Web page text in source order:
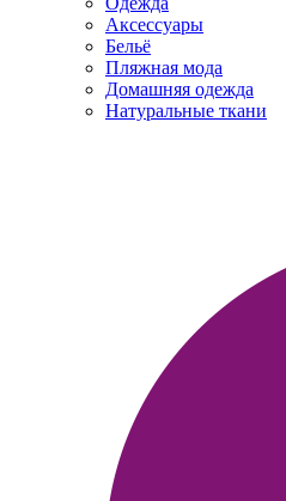
Аксессуары
Бельё
Пляжная мода
Домашняя одежда
Натуральные ткани